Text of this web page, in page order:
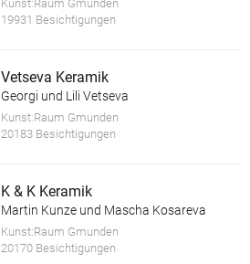
Kunst:Raum Gmunden
19931 Besichtigungen
Vetseva Keramik
Georgi und Lili Vetseva
Kunst:Raum Gmunden
20183 Besichtigungen
K & K Keramik
Martin Kunze und Mascha Kosareva
Kunst:Raum Gmunden
20170 Besichtigungen